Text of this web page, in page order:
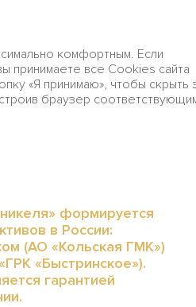
Финансовый
обзор
формируется
в России:
(АО «Кольская ГМК»)
«Быстринское»).
гарантией
комфортным. Если
принимаете все Cookies сайта
«Я принимаю», чтобы скрыть
браузер